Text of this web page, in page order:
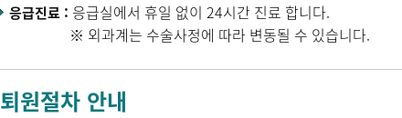
응급진료 : 응급실에서 휴일 없이 24시간 진료 합니다.
※ 외과계는 수술사정에 따라 변동될 수 있습니다.
퇴원절차 안내